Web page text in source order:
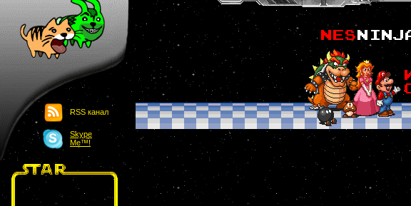
Картинки-приколы
Download
Links
Обмен баннерами
О проекте
Обьявления
Чат
RSS канал
Skype
Me™!